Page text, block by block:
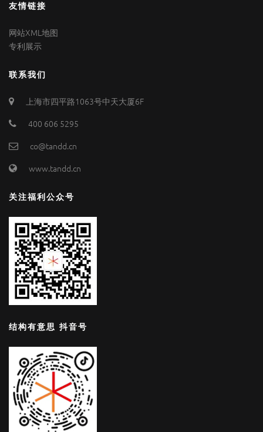
友情链接
网站XML地图
专利展示
联系我们
上海市四平路1063号中天大厦6F
400 606 5295
co@tandd.cn
www.tandd.cn
关注福利公众号
结构有意思 抖音号